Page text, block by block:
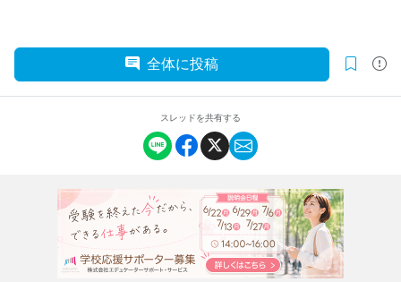
全体に投稿
スレッドを共有する